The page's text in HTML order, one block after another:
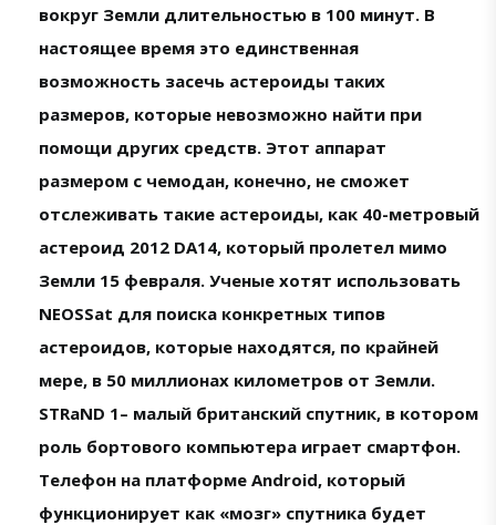
вокруг Земли длительностью в 100 минут. В
настоящее время это единственная
возможность засечь астероиды таких
размеров, которые невозможно найти при
помощи других средств. Этот аппарат
размером с чемодан, конечно, не сможет
отслеживать такие астероиды, как 40-метровый
астероид 2012 DA14, который пролетел мимо
Земли 15 февраля. Ученые хотят использовать
NEOSSat для поиска конкретных типов
астероидов, которые находятся, по крайней
мере, в 50 миллионах километров от Земли.
STRaND 1– малый британский спутник, в котором
роль бортового компьютера играет смартфон.
Телефон на платформе Android, который
функционирует как «мозг» спутника будет